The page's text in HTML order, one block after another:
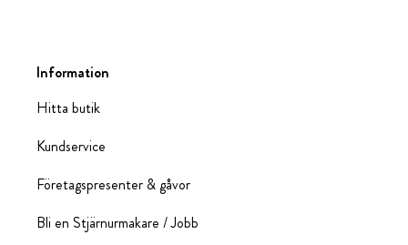
Information
Hitta butik
Kundservice
Företagspresenter & gåvor
Bli en Stjärnurmakare / Jobb